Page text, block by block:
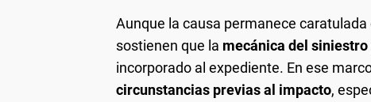
Aunque la causa permanece caratulada
sostienen que la mecánica del
incorporado al expediente. En ese
circunstancias previas al impacto,